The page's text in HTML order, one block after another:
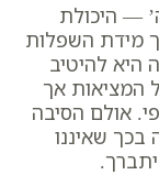
— היכולת
מידת השפלות
היא להיטיב
המציאות אך
אולם הסיבה
בכך שאיננו